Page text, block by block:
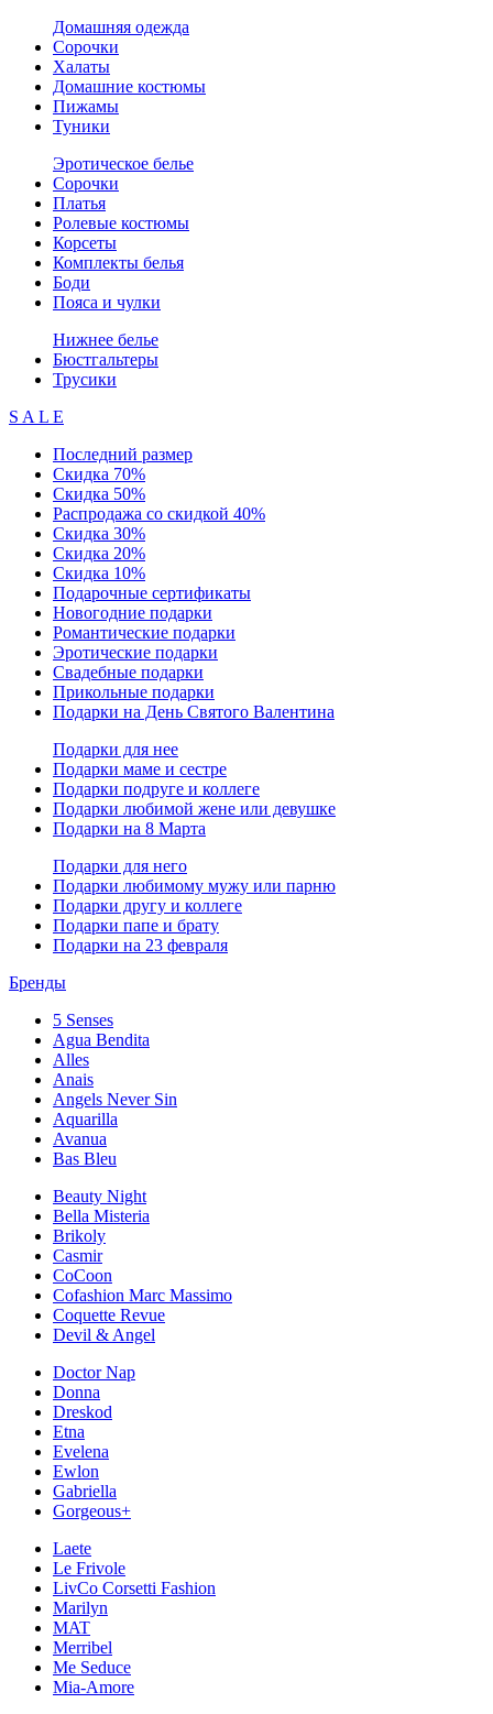
Домашняя одежда
Сорочки
Халаты
Домашние костюмы
Пижамы
Туники
Эротическое белье
Сорочки
Платья
Ролевые костюмы
Корсеты
Комплекты белья
Боди
Пояса и чулки
Нижнее белье
Бюстгальтеры
Трусики
S A L E
Последний размер
Скидка 70%
Скидка 50%
Распродажа со скидкой 40%
Скидка 30%
Скидка 20%
Скидка 10%
Подарочные сертификаты
Новогодние подарки
Романтические подарки
Эротические подарки
Свадебные подарки
Прикольные подарки
Подарки на День Святого Валентина
Подарки для нее
Подарки маме и сестре
Подарки подруге и коллеге
Подарки любимой жене или девушке
Подарки на 8 Марта
Подарки для него
Подарки любимому мужу или парню
Подарки другу и коллеге
Подарки папе и брату
Подарки на 23 февраля
Бренды
5 Senses
Agua Bendita
Alles
Anais
Angels Never Sin
Aquarilla
Avanua
Bas Bleu
Beauty Night
Bella Misteria
Brikoly
Casmir
CoCoon
Cofashion Marc Massimo
Coquette Revue
Devil & Angel
Doctor Nap
Donna
Dreskod
Etna
Evelena
Ewlon
Gabriella
Gorgeous+
Laete
Le Frivole
LivCo Corsetti Fashion
Marilyn
MAT
Merribel
Me Seduce
Mia-Amore